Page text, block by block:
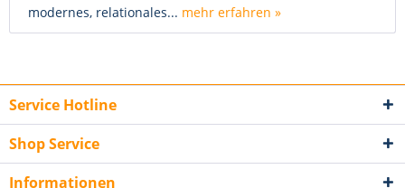
modernes, relationales... mehr erfahren »
Service Hotline
Shop Service
Informationen